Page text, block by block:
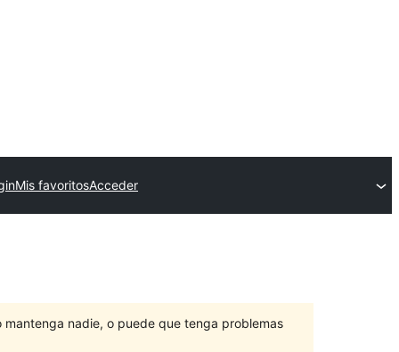
Mis favoritosAcceder
nadie, o puede que tenga problemas